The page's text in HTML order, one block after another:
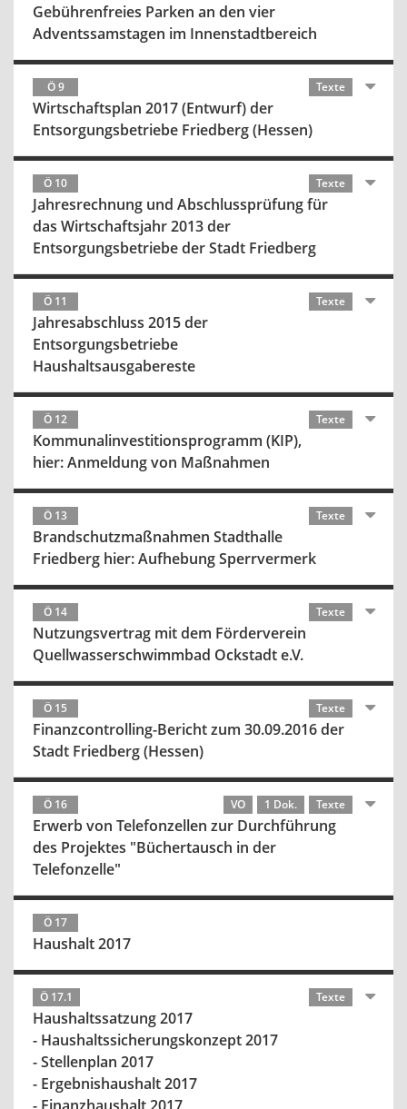
Gebührenfreies Parken an den vier
Adventssamstagen im Innenstadtbereich
Ö 9 Texte
Wirtschaftsplan 2017 (Entwurf) der
Entsorgungsbetriebe Friedberg (Hessen)
Ö 10 Texte
Jahresrechnung und Abschlussprüfung für
das Wirtschaftsjahr 2013 der
Entsorgungsbetriebe der Stadt Friedberg
Ö 11 Texte
Jahresabschluss 2015 der
Entsorgungsbetriebe
Haushaltsausgabereste
Ö 12 Texte
Kommunalinvestitionsprogramm (KIP),
hier: Anmeldung von Maßnahmen
Ö 13 Texte
Brandschutzmaßnahmen Stadthalle
Friedberg hier: Aufhebung Sperrvermerk
Ö 14 Texte
Nutzungsvertrag mit dem Förderverein
Quellwasserschwimmbad Ockstadt e.V.
Ö 15 Texte
Finanzcontrolling-Bericht zum 30.09.2016 der
Stadt Friedberg (Hessen)
Ö 16 VO 1 Dok. Texte
Erwerb von Telefonzellen zur Durchführung
des Projektes "Büchertausch in der
Telefonzelle"
Ö 17
Haushalt 2017
Ö 17.1 Texte
Haushaltssatzung 2017
- Haushaltssicherungskonzept 2017
- Stellenplan 2017
- Ergebnishaushalt 2017